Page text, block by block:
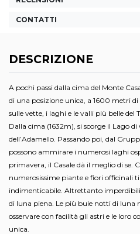
CONTATTI
DESCRIZIONE
A pochi passi dalla cima del Monte
di una posizione unica, a 1600 metri
sulle vette, i laghi e le valli più belle del
Dalla cima (1632m), si scorge il Lago
dell’Adamello. Passando poi, dal
possono ammirare i numerosi laghi
primavera, il Casale dà il meglio di se.
numerosissime piante e fiori officinali
indimenticabile. Altrettanto
di luna piena. Le più buie notti di luna
osservare con facilità gli astri e le loro
unica.